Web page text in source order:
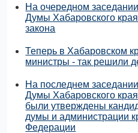
На очередном
Думы Хабаровского
закона
Теперь в Хабаровском
министры - так решили
На последнем
Думы Хабаровского
были утверждены
думы и администрации
Федерации